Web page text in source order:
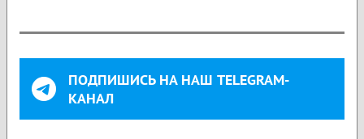
ПОДПИШИСЬ НА НАШ TELEGRAM-
КАНАЛ